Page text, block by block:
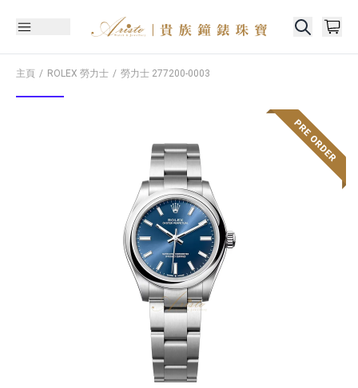
主頁 ROLEX 勞力士 勞力士 277200-0003